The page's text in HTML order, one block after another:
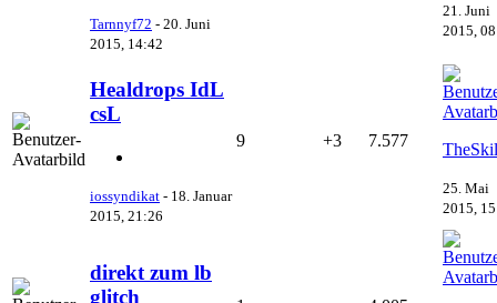
Tarnnyf72 - 20. Juni
2015, 14:42
21. Juni
2015,
Healdrops IdL
csL
iossyndikat - 18. Januar
2015, 21:26
9 +3 7.577
25. Mai
2015,
direkt zum lb
glitch